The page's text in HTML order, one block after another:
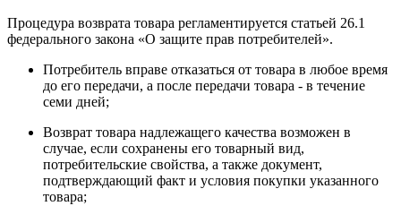
Процедура возврата товара регламентируется статьей 26.1
федерального закона «О защите прав потребителей».
Потребитель вправе отказаться от товара в любое время
до его передачи, а после передачи товара - в течение
семи дней;
Возврат товара надлежащего качества возможен в
случае, если сохранены его товарный вид,
потребительские свойства, а также документ,
подтверждающий факт и условия покупки указанного
товара;